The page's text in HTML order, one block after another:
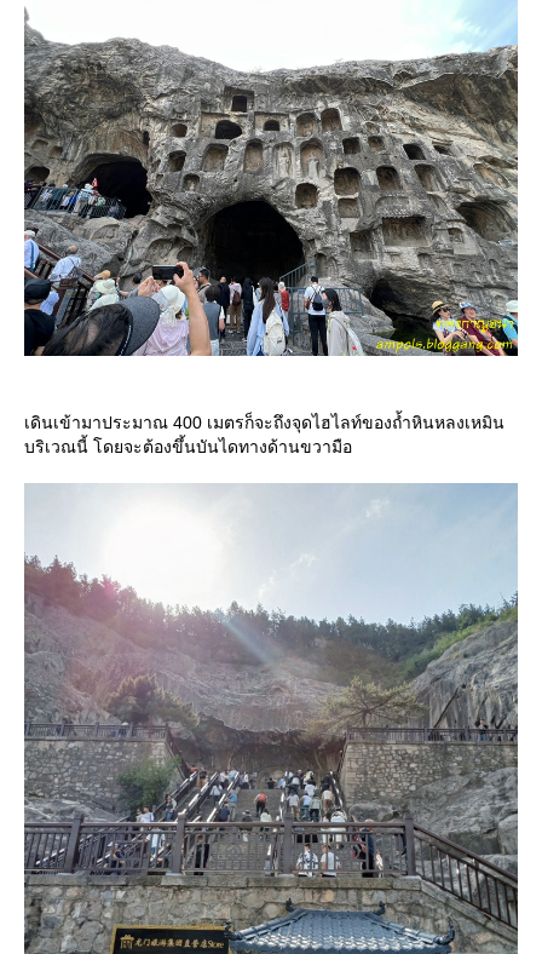
เดินเข้ามาประมาณ 400 เมตรก็จะถึงจุดไฮไลท์ของถ้ำหินหลงเหมิน
บริเวณนี้ โดยจะต้องขึ้นบันไดทางด้านขวามือ